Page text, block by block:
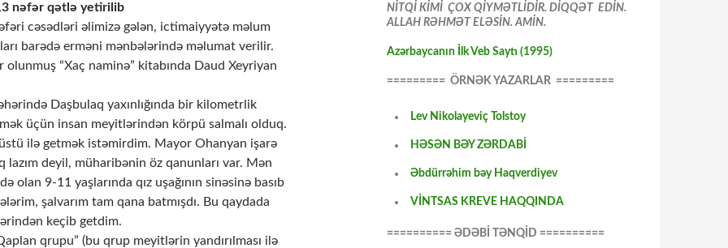
nəfər qətlə yetirilib
cəsədləri əlimizə gələn, ictimaiyyətə məlum
barədə erməni mənbələrində məlumat verilir.
olunmuş “Xaç naminə” kitabında Daud Xeyriyan
Daşbulaq yaxınlığında bir kilometrlik
üçün insan meyitlərindən körpü salmalı olduq.
ilə getmək istəmirdim. Mayor Ohanyan işarə
lazım deyil, müharibənin öz qanunları var. Mən
olan 9-11 yaşlarında qız uşağının sinəsinə basıb
şalvarım tam qana batmışdı. Bu qaydada
keçib getdim.
qrupu” (bu qrup meyitlərin yandırılması ilə
NİTQİ KİMİ ÇOX QİYMƏTLİDİR. DİQQƏT EDİN.
ALLAH RƏHMƏT ELƏSİN. AMİN.
Azərbaycanın İlk Veb Saytı (1995)
========= ÖRNƏK YAZARLAR =========
Lev Nikolayeviç Tolstoy
HƏSƏN BƏY ZƏRDABİ
Əbdürrəhim bəy Haqverdiyev
VİNTSAS KREVE HAQQINDA
========== ƏDƏBİ TƏNQİD ==========